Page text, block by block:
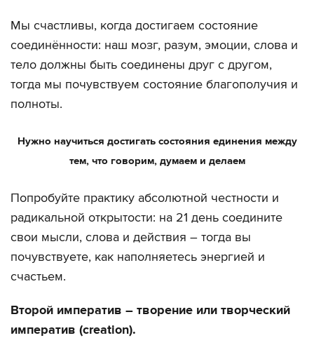
Мы счастливы, когда достигаем состояние
соединённости: наш мозг, разум, эмоции, слова и
тело должны быть соединены друг с другом,
тогда мы почувствуем состояние благополучия и
полноты.
Нужно научиться достигать состояния единения между
тем, что говорим, думаем и делаем
Попробуйте практику абсолютной честности и
радикальной открытости: на 21 день соедините
свои мысли, слова и действия – тогда вы
почувствуете, как наполняетесь энергией и
счастьем.
Второй императив – творение или творческий
императив (creation).